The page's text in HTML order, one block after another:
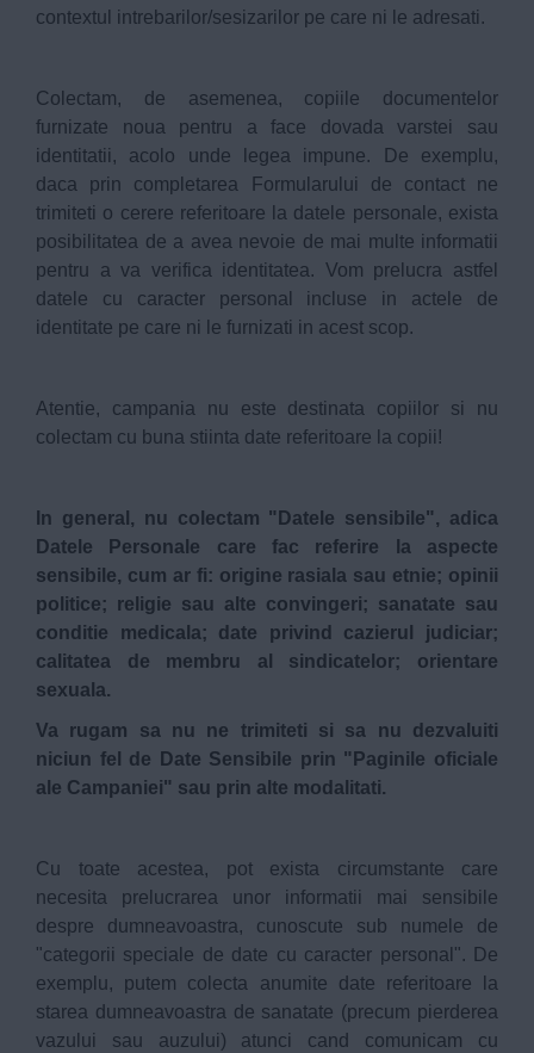
contextul intrebarilor/sesizarilor pe care ni le adresati.
Colectam, de asemenea, copiile documentelor
furnizate noua pentru a face dovada varstei sau
identitatii, acolo unde legea impune. De exemplu,
daca prin completarea Formularului de contact ne
trimiteti o cerere referitoare la datele personale, exista
posibilitatea de a avea nevoie de mai multe informatii
pentru a va verifica identitatea. Vom prelucra astfel
datele cu caracter personal incluse in actele de
identitate pe care ni le furnizati in acest scop.
Atentie, campania nu este destinata copiilor si nu
colectam cu buna stiinta date referitoare la copii!
In general, nu colectam "Datele sensibile", adica
Datele Personale care fac referire la aspecte
sensibile, cum ar fi: origine rasiala sau etnie; opinii
politice; religie sau alte convingeri; sanatate sau
conditie medicala; date privind cazierul judiciar;
calitatea de membru al sindicatelor; orientare
sexuala.
Va rugam sa nu ne trimiteti si sa nu dezvaluiti
niciun fel de Date Sensibile prin "Paginile oficiale
ale Campaniei" sau prin alte modalitati.
Cu toate acestea, pot exista circumstante care
necesita prelucrarea unor informatii mai sensibile
despre dumneavoastra, cunoscute sub numele de
"categorii speciale de date cu caracter personal". De
exemplu, putem colecta anumite date referitoare la
starea dumneavoastra de sanatate (precum pierderea
vazului sau auzului) atunci cand comunicam cu